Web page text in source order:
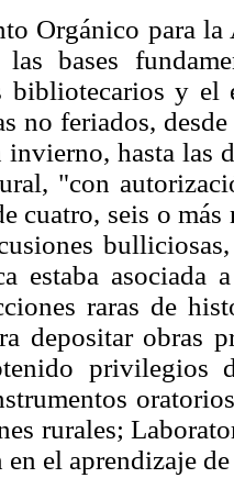
Orgánico para
las bases
bibliotecarios y el
no feriados,
invierno, hasta las
"con
cuatro, seis o
estaba asociada
raras de
depositar obras
privilegios
rurales;
en el aprendizaje